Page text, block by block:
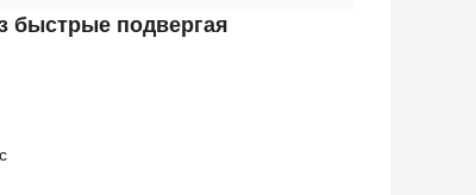
быстрые подвергая